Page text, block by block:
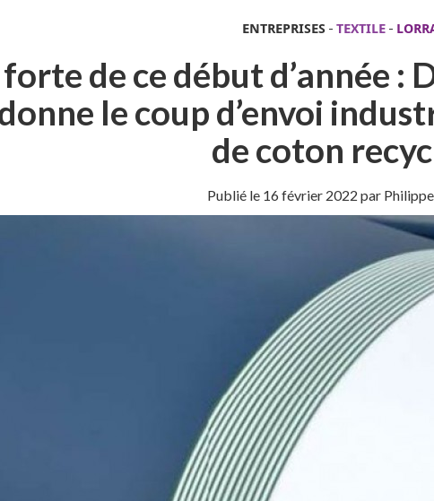
ENTREPRISES- TEXTILE-
forte de ce début d’année :
le coup d’envoi
de coton
Publié le 16 février 2022 par